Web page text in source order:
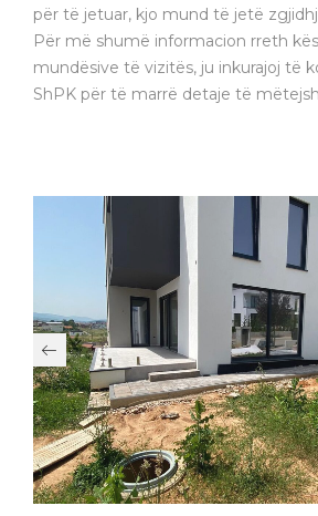
për të jetuar, kjo mund të jetë
Për më shumë informacion rreth
mundësive të vizitës, ju inkurajoj të
ShPK për të marrë detaje të